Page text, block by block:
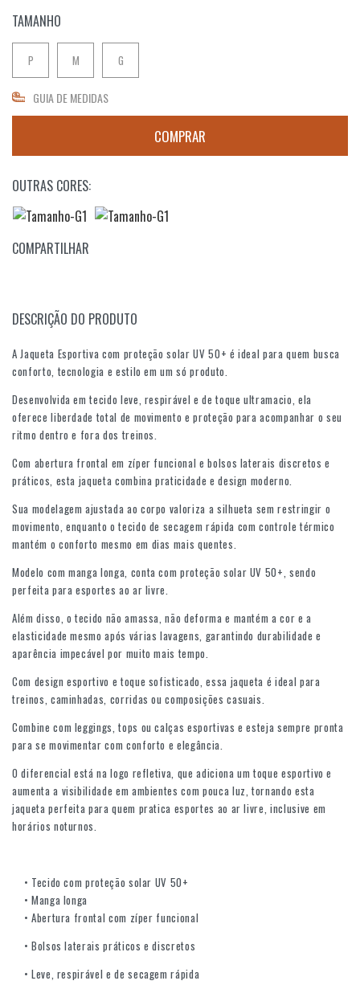
TAMANHO
P M G
GUIA DE MEDIDAS
OUTRAS CORES:
COMPARTILHAR
DESCRIÇÃO DO PRODUTO
A Jaqueta Esportiva com proteção solar UV 50+ é ideal para quem busca
conforto, tecnologia e estilo em um só produto.
Desenvolvida em tecido leve, respirável e de toque ultramacio, ela
oferece liberdade total de movimento e proteção para acompanhar o seu
ritmo dentro e fora dos treinos.
Com abertura frontal em zíper funcional e bolsos laterais discretos e
práticos, esta jaqueta combina praticidade e design moderno.
Sua modelagem ajustada ao corpo valoriza a silhueta sem restringir o
movimento, enquanto o tecido de secagem rápida com controle térmico
mantém o conforto mesmo em dias mais quentes.
Modelo com manga longa, conta com proteção solar UV 50+, sendo
perfeita para esportes ao ar livre.
Além disso, o tecido não amassa, não deforma e mantém a cor e a
elasticidade mesmo após várias lavagens, garantindo durabilidade e
aparência impecável por muito mais tempo.
Com design esportivo e toque sofisticado, essa jaqueta é ideal para
treinos, caminhadas, corridas ou composições casuais.
Combine com leggings, tops ou calças esportivas e esteja sempre pronta
para se movimentar com conforto e elegância.
O diferencial está na logo refletiva, que adiciona um toque esportivo e
aumenta a visibilidade em ambientes com pouca luz, tornando esta
jaqueta perfeita para quem pratica esportes ao ar livre, inclusive em
horários noturnos.
• Tecido com proteção solar UV 50+
• Manga longa
• Abertura frontal com zíper funcional
• Bolsos laterais práticos e discretos
• Leve, respirável e de secagem rápida